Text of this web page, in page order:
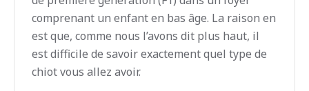
comprenant un enfant en bas âge. La raison en
est que, comme nous l’avons dit plus haut, il
est difficile de savoir exactement quel type de
chiot vous allez avoir.